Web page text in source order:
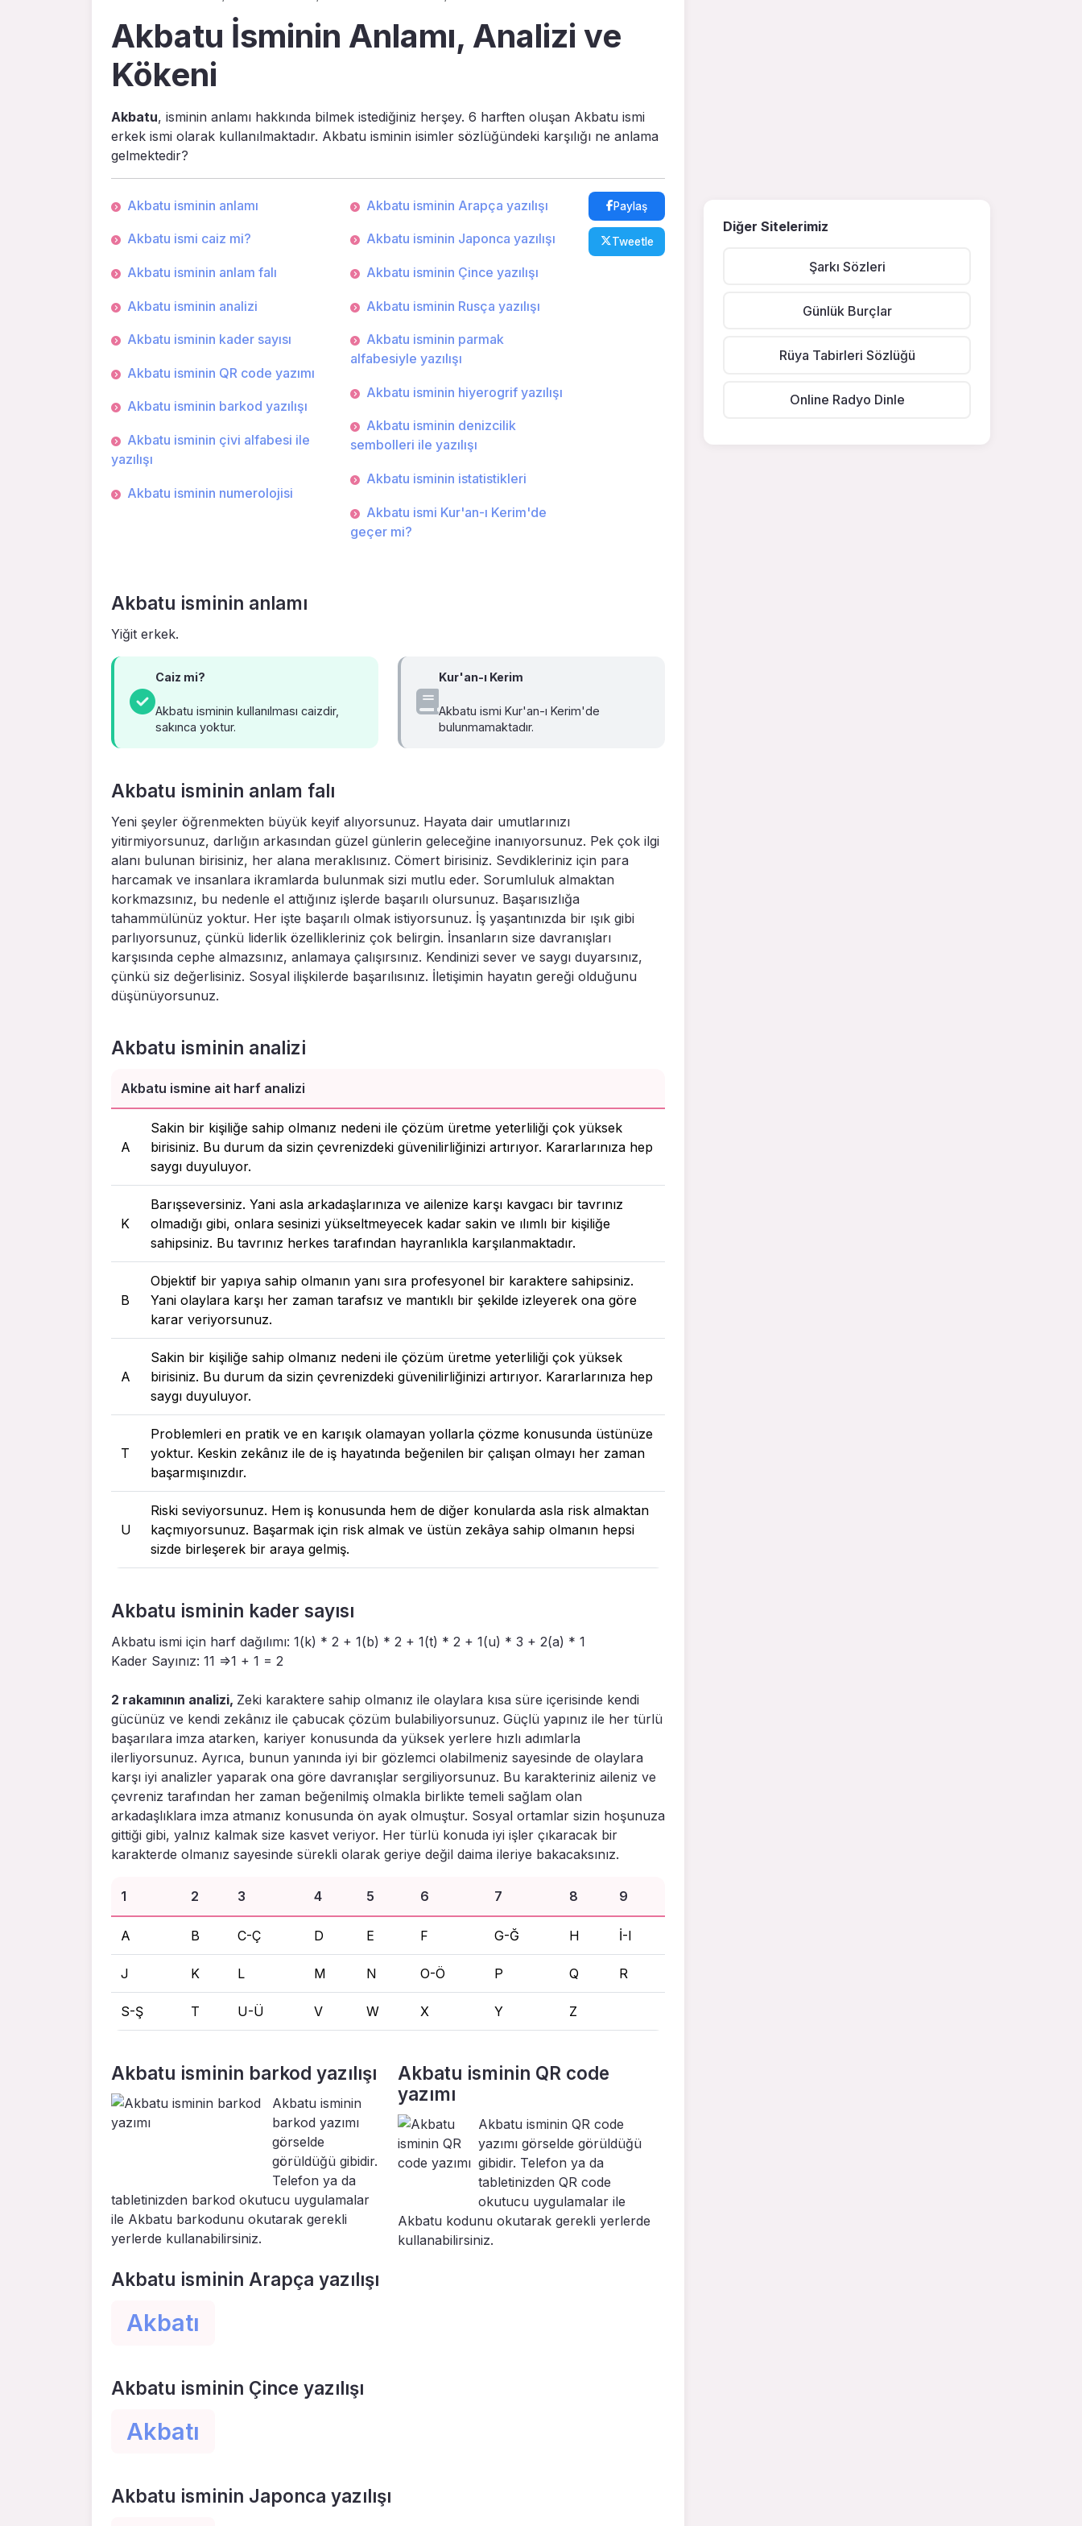
Akbatu İsminin Anlamı, Analizi ve
Kökeni
Akbatu, isminin anlamı hakkında bilmek istediğiniz herşey. 6 harften oluşan Akbatu ismi
erkek ismi olarak kullanılmaktadır. Akbatu isminin isimler sözlüğündeki karşılığı ne anlama
gelmektedir?
Akbatu isminin anlamı
Akbatu ismi caiz mi?
Akbatu isminin anlam falı
Akbatu isminin analizi
Akbatu isminin kader sayısı
Akbatu isminin QR code yazımı
Akbatu isminin barkod yazılışı
Akbatu isminin çivi alfabesi ile
yazılışı
Akbatu isminin numerolojisi
Akbatu isminin Arapça yazılışı
Akbatu isminin Japonca yazılışı
Akbatu isminin Çince yazılışı
Akbatu isminin Rusça yazılışı
Akbatu isminin parmak
alfabesiyle yazılışı
Akbatu isminin hiyerogrif yazılışı
Akbatu isminin denizcilik
sembolleri ile yazılışı
Akbatu isminin istatistikleri
Akbatu ismi Kur'an-ı Kerim'de
geçer mi?
Paylaş
Tweetle
Akbatu isminin anlamı
Yiğit erkek.
Caiz mi?
Akbatu isminin kullanılması caizdir,
sakınca yoktur.
Kur'an-ı Kerim
Akbatu ismi Kur'an-ı Kerim'de
bulunmamaktadır.
Akbatu isminin anlam falı
Yeni şeyler öğrenmekten büyük keyif alıyorsunuz. Hayata dair umutlarınızı
yitirmiyorsunuz, darlığın arkasından güzel günlerin geleceğine inanıyorsunuz. Pek çok ilgi
alanı bulunan birisiniz, her alana meraklısınız. Cömert birisiniz. Sevdikleriniz için para
harcamak ve insanlara ikramlarda bulunmak sizi mutlu eder. Sorumluluk almaktan
korkmazsınız, bu nedenle el attığınız işlerde başarılı olursunuz. Başarısızlığa
tahammülünüz yoktur. Her işte başarılı olmak istiyorsunuz. İş yaşantınızda bir ışık gibi
parlıyorsunuz, çünkü liderlik özellikleriniz çok belirgin. İnsanların size davranışları
karşısında cephe almazsınız, anlamaya çalışırsınız. Kendinizi sever ve saygı duyarsınız,
çünkü siz değerlisiniz. Sosyal ilişkilerde başarılısınız. İletişimin hayatın gereği olduğunu
düşünüyorsunuz.
Akbatu isminin analizi
Akbatu ismine ait harf analizi
A
Sakin bir kişiliğe sahip olmanız nedeni ile çözüm üretme yeterliliği çok yüksek
birisiniz. Bu durum da sizin çevrenizdeki güvenilirliğinizi artırıyor. Kararlarınıza hep
saygı duyuluyor.
K
Barışseversiniz. Yani asla arkadaşlarınıza ve ailenize karşı kavgacı bir tavrınız
olmadığı gibi, onlara sesinizi yükseltmeyecek kadar sakin ve ılımlı bir kişiliğe
sahipsiniz. Bu tavrınız herkes tarafından hayranlıkla karşılanmaktadır.
B
Objektif bir yapıya sahip olmanın yanı sıra profesyonel bir karaktere sahipsiniz.
Yani olaylara karşı her zaman tarafsız ve mantıklı bir şekilde izleyerek ona göre
karar veriyorsunuz.
A
Sakin bir kişiliğe sahip olmanız nedeni ile çözüm üretme yeterliliği çok yüksek
birisiniz. Bu durum da sizin çevrenizdeki güvenilirliğinizi artırıyor. Kararlarınıza hep
saygı duyuluyor.
T
Problemleri en pratik ve en karışık olamayan yollarla çözme konusunda üstünüze
yoktur. Keskin zekânız ile de iş hayatında beğenilen bir çalışan olmayı her zaman
başarmışınızdır.
U
Riski seviyorsunuz. Hem iş konusunda hem de diğer konularda asla risk almaktan
kaçmıyorsunuz. Başarmak için risk almak ve üstün zekâya sahip olmanın hepsi
sizde birleşerek bir araya gelmiş.
Akbatu isminin kader sayısı
Akbatu ismi için harf dağılımı: 1(k) * 2 + 1(b) * 2 + 1(t) * 2 + 1(u) * 3 + 2(a) * 1
Kader Sayınız: 11 =>1 + 1 = 2
2 rakamının analizi, Zeki karaktere sahip olmanız ile olaylara kısa süre içerisinde kendi
gücünüz ve kendi zekânız ile çabucak çözüm bulabiliyorsunuz. Güçlü yapınız ile her türlü
başarılara imza atarken, kariyer konusunda da yüksek yerlere hızlı adımlarla
ilerliyorsunuz. Ayrıca, bunun yanında iyi bir gözlemci olabilmeniz sayesinde de olaylara
karşı iyi analizler yaparak ona göre davranışlar sergiliyorsunuz. Bu karakteriniz aileniz ve
çevreniz tarafından her zaman beğenilmiş olmakla birlikte temeli sağlam olan
arkadaşlıklara imza atmanız konusunda ön ayak olmuştur. Sosyal ortamlar sizin hoşunuza
gittiği gibi, yalnız kalmak size kasvet veriyor. Her türlü konuda iyi işler çıkaracak bir
karakterde olmanız sayesinde sürekli olarak geriye değil daima ileriye bakacaksınız.
1 2 3 4 5 6 7 8 9
A B C-Ç D E F G-Ğ H İ-I
J K L M N O-Ö P Q R
S-Ş T U-Ü V W X Y Z
Akbatu isminin barkod yazılışı
Akbatu isminin
barkod yazımı
görselde
görüldüğü gibidir.
Telefon ya da
tabletinizden barkod okutucu uygulamalar
ile Akbatu barkodunu okutarak gerekli
yerlerde kullanabilirsiniz.
Akbatu isminin QR code
yazımı
Akbatu isminin QR code
yazımı görselde görüldüğü
gibidir. Telefon ya da
tabletinizden QR code
okutucu uygulamalar ile
Akbatu kodunu okutarak gerekli yerlerde
kullanabilirsiniz.
Akbatu isminin Arapça yazılışı
Akbatı
Akbatu isminin Çince yazılışı
Akbatı
Akbatu isminin Japonca yazılışı
Diğer Sitelerimiz
Şarkı Sözleri
Günlük Burçlar
Rüya Tabirleri Sözlüğü
Online Radyo Dinle